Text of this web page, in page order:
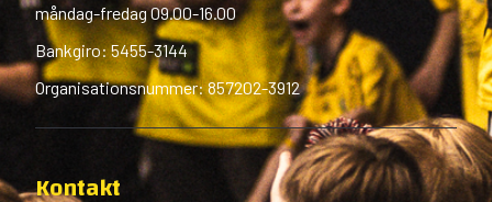
måndag-fredag 09.00-16.00
Bankgiro: 5455-3144
Organisationsnummer: 857202-3912
Kontakt